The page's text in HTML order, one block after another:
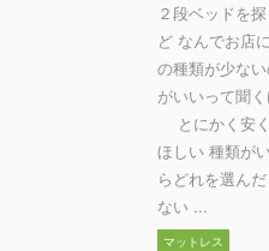
２段ベッドを
ど なんでお店
の種類が少な
がいいって聞
とにかく安
ほしい 種類が
らどれを選ん
ない ...
マットレス